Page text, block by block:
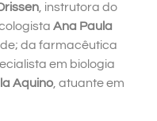
, instrutora do
Ana Paula
da farmacêutica
em biologia
Aquino , atuante em